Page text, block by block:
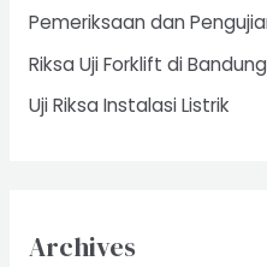
:
Pemeriksaan dan
Riksa Uji Forklift di Bandung
Uji Riksa Instalasi Listrik
Archives